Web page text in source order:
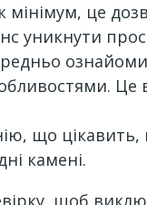
мінімум, це
уникнути
що цікавить,
камені.
щоб